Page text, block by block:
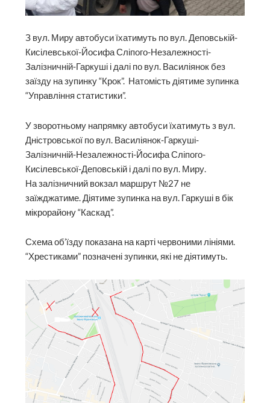
З вул. Миру автобуси їхатимуть по вул. Деповській-
Кисілевської-Йосифа Сліпого-Незалежності-
Залізничній-Гаркуші і далі по вул. Василіянок без
заїзду на зупинку “Крок”. Натомість діятиме зупинка
“Управління статистики”.
У зворотньому напрямку автобуси їхатимуть з вул.
Дністровської по вул. Василіянок-Гаркуші-
Залізничній-Незалежності-Йосифа Сліпого-
Кисілевської-Деповській і далі по вул. Миру.
На залізничний вокзал маршрут №27 не
заїжджатиме. Діятиме зупинка на вул. Гаркуші в бік
мікрорайону “Каскад”.
Схема об’їзду показана на карті червоними лініями.
“Хрестиками” позначені зупинки, які не діятимуть.